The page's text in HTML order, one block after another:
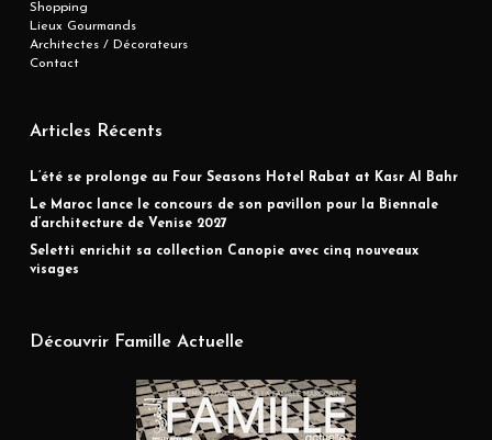
Shopping
Lieux Gourmands
Architectes / Décorateurs
Contact
Articles Récents
L’été se prolonge au Four Seasons Hotel Rabat at Kasr Al Bahr
Le Maroc lance le concours de son pavillon pour la Biennale
d’architecture de Venise 2027
Seletti enrichit sa collection Canopie avec cinq nouveaux
visages
Découvrir Famille Actuelle